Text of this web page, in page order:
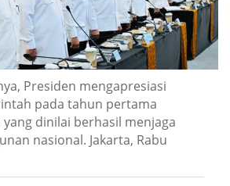
Presiden mengapresiasi
pada tahun pertama
dinilai berhasil menjaga
nasional. Jakarta, Rabu